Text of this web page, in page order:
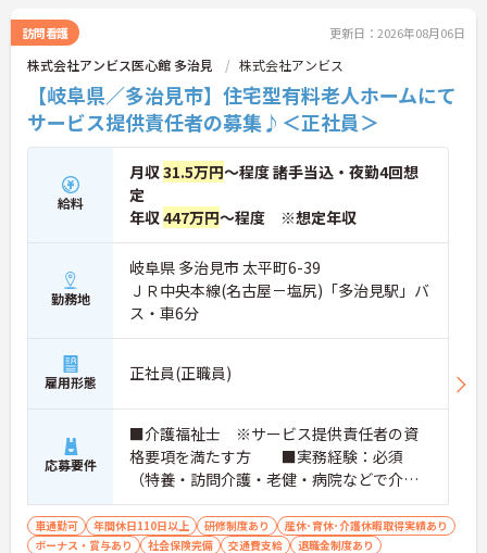
訪問看護 更新日：2026年08月06日
株式会社アンビス医心館 多治見 株式会社アンビス
【岐阜県／多治見市】住宅型有料老人ホームにて
サービス提供責任者の募集♪＜正社員＞
給料
月収31.5万円～程度 諸手当込・夜勤4回想
定
年収447万円～程度 ※想定年収
勤務地
岐阜県 多治見市 太平町6-39
ＪＲ中央本線(名古屋－塩尻)「多治見駅」バ
ス・車6分
雇用形態 正社員(正職員)
応募要件
■介護福祉士 ※サービス提供責任者の資
格要項を満たす方 ■実務経験：必須
（特養・訪問介護・老健・病院などで介護
の実務経験が3年程度ある方）☆サ責未経験
スタートの実績多数☆
車通勤可 年間休日110日以上 研修制度あり
産休･育休･介護休暇取得実績あり
ボーナス・賞与あり
社会保険完備 交通費支給 退職金制度あり